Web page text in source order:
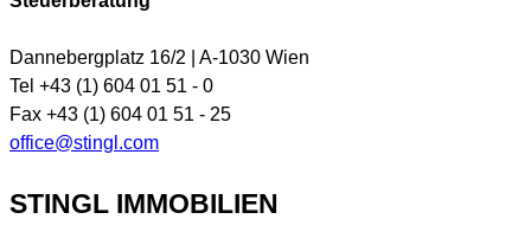
Dannebergplatz 16/2 | A-1030 Wien
Tel +43 (1) 604 01 51 - 0
Fax +43 (1) 604 01 51 - 25
office@stingl.com
STINGL IMMOBILIEN